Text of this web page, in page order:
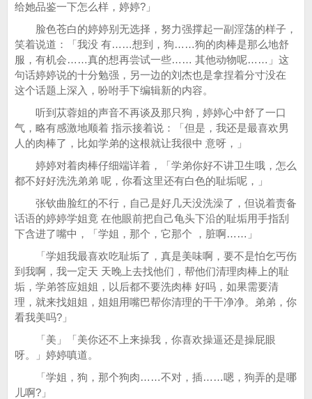
给她品鉴一下怎么样，婷婷?」
脸色苍白的婷婷别无选择，努力强撑起一副淫荡的样子，
笑着说道：「我没 有……想到，狗……狗的肉棒是那么地舒
服，有机会……真的想再尝试一些…… 其他动物呢……」这
句话婷婷说的十分勉强，另一边的刘杰也是拿捏着分寸没在
这个话题上深入，吩咐手下编辑新的内容。
听到苁蓉姐的声音不再谈及那只狗，婷婷心中舒了一口
气，略有感激地顺着 指示接着说：「但是，我还是最喜欢男
人的肉棒了，比如学弟的这根就让我很中 意呀，」
婷婷对着肉棒仔细端详着，「学弟你好不讲卫生哦，怎么
都不好好洗洗弟弟 呢，你看这里还有白色的耻垢呢，」
张钦曲脸红的不行，自己是好几天没洗澡了，但说着责备
话语的婷婷学姐竟 在他眼前把自己龟头下沿的耻垢用手指刮
下含进了嘴中，「学姐，那个，它那个 ，脏啊……」
「学姐我最喜欢吃耻垢了，真是美味啊，要不是怕乞丐伤
到我啊，我一定天 天晚上去找他们，帮他们清理肉棒上的耻
垢，学弟答应姐姐，以后都不要洗肉棒 好吗，如果需要清
理，就来找姐姐，姐姐用嘴巴帮你清理的干干净净。弟弟，你
看我美吗?」
「美」「美你还不上来操我，你喜欢操逼还是操屁眼
呀。」婷婷嗔道。
「学姐，狗，那个狗肉……不对，插……嗯，狗弄的是哪
儿啊?」